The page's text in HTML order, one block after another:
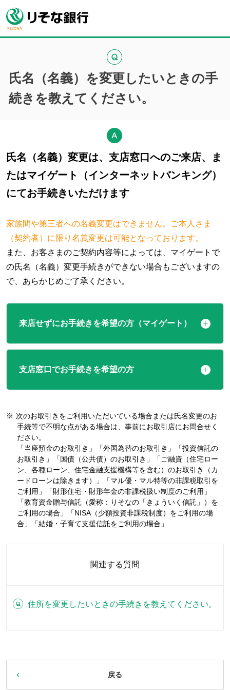
氏名（名義）を変更したいときの手
続きを教えてください。
氏名（名義）変更は、支店窓口へのご来店、ま
たはマイゲート（インターネットバンキング）
にてお手続きいただけます
家族間や第三者への名義変更はできません。ご本人さま
（契約者）に限り名義変更は可能となっております。
また、お客さまのご契約内容等によっては、マイゲートで
の氏名（名義）変更手続きができない場合もございますの
で、あらかじめご了承ください。
来店せずにお手続きを希望の方（マイゲート）
支店窓口でお手続きを希望の方
※ 次のお取引きをご利用いただいている場合または氏名変更のお
手続等で不明な点がある場合は、事前にお取引店にお問合せく
ださい。
「当座預金のお取引き」「外国為替のお取引き」「投資信託の
お取引き」「国債（公共債）のお取引き」「ご融資（住宅ロー
ン、各種ローン、住宅金融支援機構等を含む）のお取引き（カ
ードローンは除きます）」「マル優・マル特等の非課税取引を
ご利用」「財形住宅・財形年金の非課税扱い制度のご利用」
「教育資金贈与信託（愛称：りそなの「きょういく信託」）を
ご利用の場合」「NISA（少額投資非課税制度）をご利用の場
合」「結婚・子育て支援信託をご利用の場合」
関連する質問
住所を変更したいときの手続きを教えてください。
戻る